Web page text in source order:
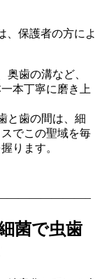
、保護者の方によ
奥歯の溝など、
本丁寧に磨き上
と歯の間は、細
でこの聖域を毎
ります。
菌で虫歯